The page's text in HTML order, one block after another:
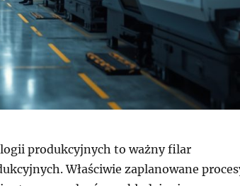
produkcyjnych to ważny filar
Właściwie zaplanowane